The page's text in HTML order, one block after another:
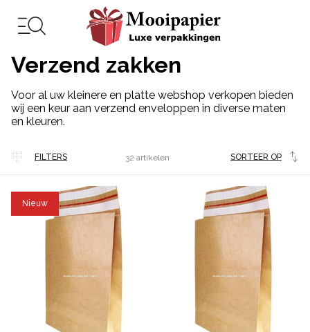
Verzend zakken
Voor al uw kleinere en platte webshop verkopen bieden
wij een keur aan verzend enveloppen in diverse maten
en kleuren.
FILTERS SORTEER OP
32 artikelen
Nieuw